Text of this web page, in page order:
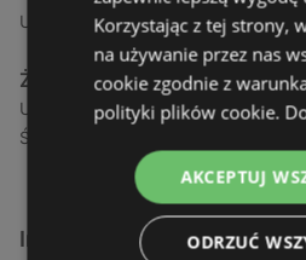
Ul. Armii Krajowej 12 / 1a, 72-600
Żabka
Ul. Wybrzeże Wł. Iv 26/27 Lok. Lu,
Świnoujście
Inne sklepy Supermarkety
Korzystając z tej strony,
na używanie przez nas
cookie zgodnie z
polityki plików cookie.
AKCEPTUJ
ODRZUĆ